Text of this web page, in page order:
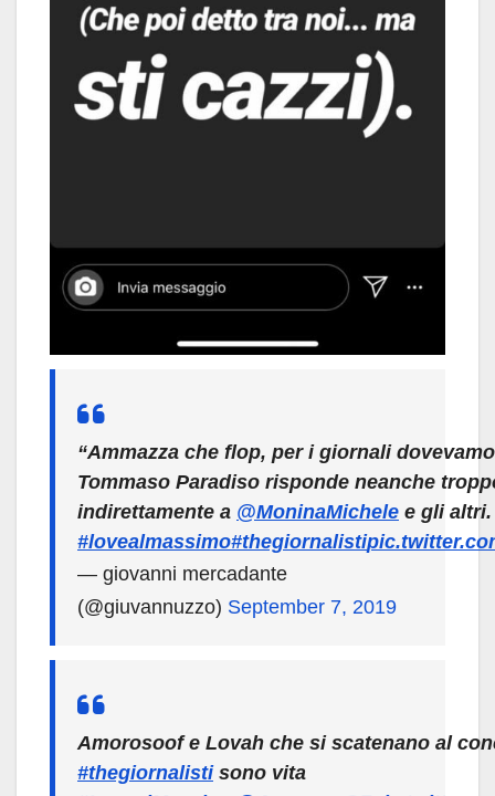
“Ammazza che flop, per i giornali
Tommaso Paradiso risponde neanche
indirettamente a @MoninaMichele e gli altri.
#lovealmassimo#thegiornalisti
— giovanni mercadante
(@giuvannuzzo) September 7, 2019
Amorosoof e Lovah che si scatenano al
#thegiornalistisono vita